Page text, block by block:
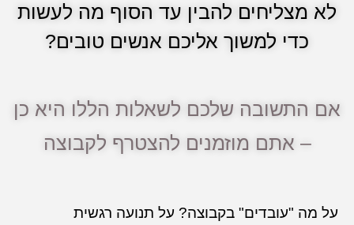
לא מצליחים להבין עד הסוף מה לעשות
כדי למשוך אליכם אנשים טובים?
אם התשובה שלכם לשאלות הללו היא כן
– אתם מוזמנים להצטרף לקבוצה
על מה "עובדים" בקבוצה? על תנועה רגשית